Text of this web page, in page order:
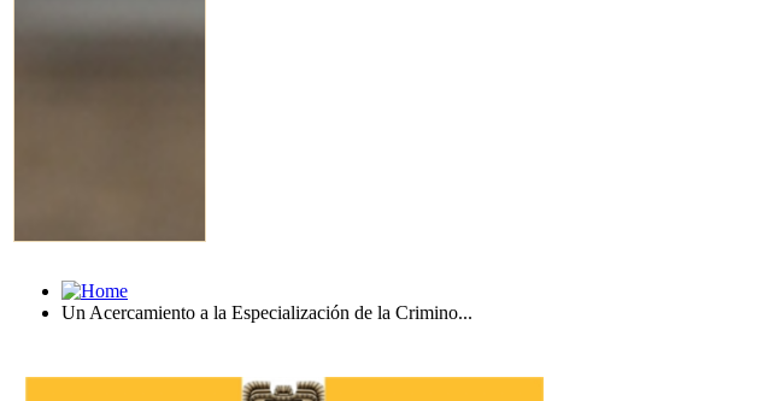
Un Acercamiento a la Especialización de la Crimino...